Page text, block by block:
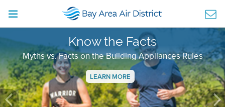
Know the Facts
Myths vs. Facts on the Building Appliances Rules
LEARN MORE